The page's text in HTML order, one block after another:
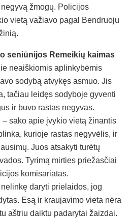
žmogų. Policijos
vietą važiavo pagal Bendruoju
seniūnijos Remeikių kaimas
neaiškiomis aplinkybėmis
sodybą atvykęs asmuo. Jis
tačiau leidęs sodyboje gyventi
ir buvo rastas negyvas.
– sako apie įvykio vietą žinantis
kurioje rastas negyvėlis, ir
Juos atsakyti turėtų
Tyrimą mirties priežasčiai
komisariatas.
daryti prielaidos, jog
Esą ir kraujavimo vieta nėra
aštriu daiktu padarytai žaizdai.